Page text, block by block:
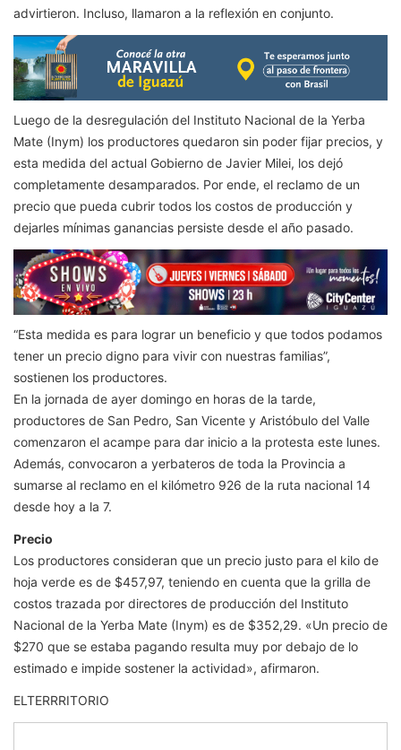
advirtieron. Incluso, llamaron a la reflexión en conjunto.
Luego de la desregulación del Instituto Nacional de la Yerba
Mate (Inym) los productores quedaron sin poder fijar precios, y
esta medida del actual Gobierno de Javier Milei, los dejó
completamente desamparados. Por ende, el reclamo de un
precio que pueda cubrir todos los costos de producción y
dejarles mínimas ganancias persiste desde el año pasado.
“Esta medida es para lograr un beneficio y que todos podamos
tener un precio digno para vivir con nuestras familias”,
sostienen los productores.
En la jornada de ayer domingo en horas de la tarde,
productores de San Pedro, San Vicente y Aristóbulo del Valle
comenzaron el acampe para dar inicio a la protesta este lunes.
Además, convocaron a yerbateros de toda la Provincia a
sumarse al reclamo en el kilómetro 926 de la ruta nacional 14
desde hoy a la 7.
Precio
Los productores consideran que un precio justo para el kilo de
hoja verde es de $457,97, teniendo en cuenta que la grilla de
costos trazada por directores de producción del Instituto
Nacional de la Yerba Mate (Inym) es de $352,29. «Un precio de
$270 que se estaba pagando resulta muy por debajo de lo
estimado e impide sostener la actividad», afirmaron.
ELTERRRITORIO